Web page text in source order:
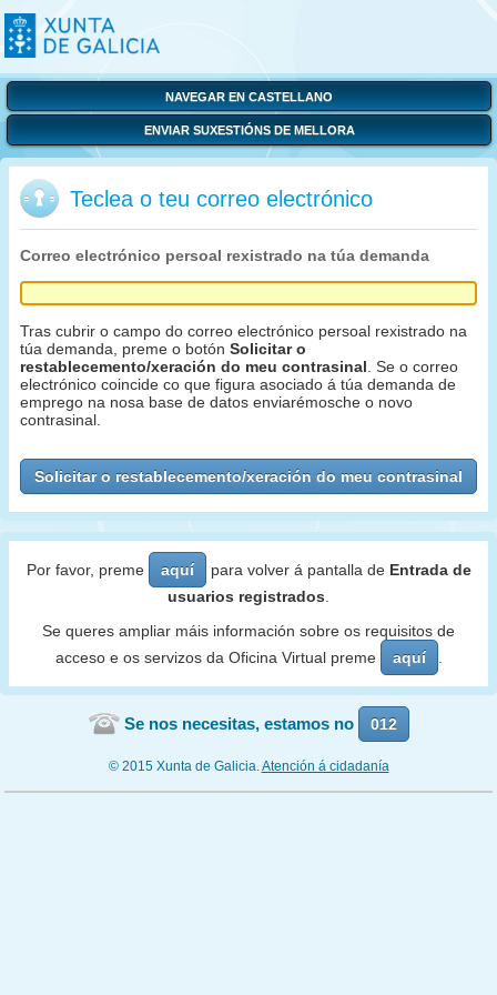
NAVEGAR EN CASTELLANO
ENVIAR SUXESTIÓNS DE MELLORA
Teclea o teu correo electrónico
Correo electrónico persoal rexistrado na túa demanda
Tras cubrir o campo do correo electrónico persoal rexistrado na
túa demanda, preme o botón Solicitar o
restablecemento/xeración do meu contrasinal . Se o correo
electrónico coincide co que figura asociado á túa demanda de
emprego na nosa base de datos enviarémosche o novo
contrasinal.
Por favor, preme aquí para volver á pantalla de Entrada de
usuarios registrados
Se queres ampliar máis información sobre os requisitos de
acceso e os servizos da Oficina Virtual preme
aquí
Se nos necesitas, estamos no 012
© 2015 Xunta de Galicia.Atención á cidadanía